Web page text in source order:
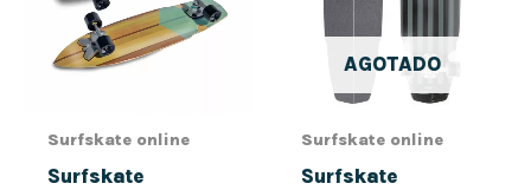
Surfskate online
Surfskate
AGOTADO
Surfskate online
Surfskate